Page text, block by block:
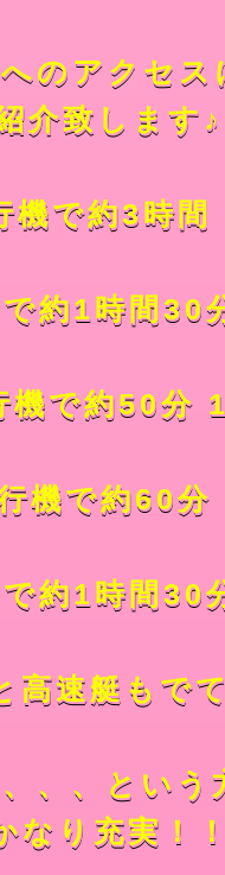
のアクセス
介致します♪
機で約3時間
約1時間30
機で約50分
機で約60分
約1時間30
高速艇もで
、、という
なり充実！！